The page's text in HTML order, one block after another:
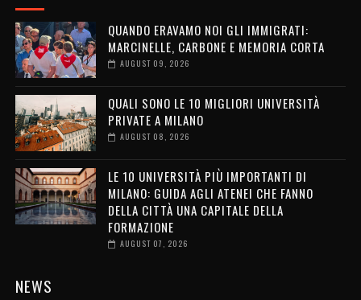
QUANDO ERAVAMO NOI GLI IMMIGRATI:
MARCINELLE, CARBONE E MEMORIA CORTA
AUGUST 09, 2026
QUALI SONO LE 10 MIGLIORI UNIVERSITÀ
PRIVATE A MILANO
AUGUST 08, 2026
LE 10 UNIVERSITÀ PIÙ IMPORTANTI DI
MILANO: GUIDA AGLI ATENEI CHE FANNO
DELLA CITTÀ UNA CAPITALE DELLA
FORMAZIONE
AUGUST 07, 2026
NEWS